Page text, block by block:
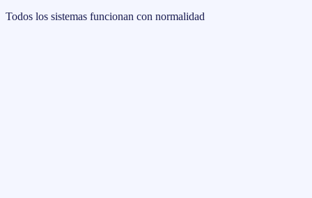
Todos los sistemas funcionan con normalidad